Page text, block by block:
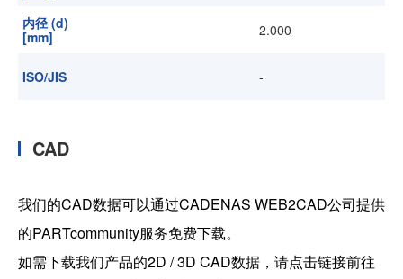
内径 (d)
[mm]
2.000
ISO/JIS -
CAD
我们的CAD数据可以通过CADENAS WEB2CAD公司提供
的PARTcommunity服务免费下载。
如需下载我们产品的2D / 3D CAD数据，请点击链接前往